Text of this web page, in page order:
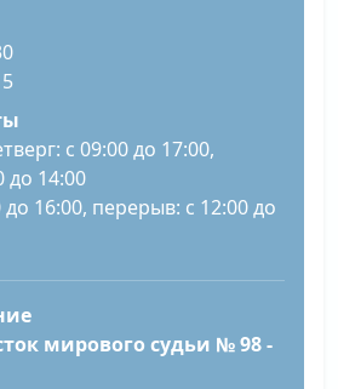
с 09:00 до 17:00,
до 14:00
16:00, перерыв: с 12:00 до
мирового судьи № 98 -